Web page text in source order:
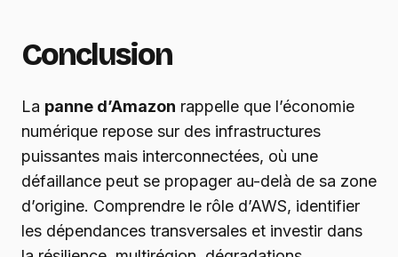
Conclusion
La panne d’Amazon rappelle que l’économie
numérique repose sur des infrastructures
puissantes mais interconnectées, où une
défaillance peut se propager au-delà de sa zone
d’origine. Comprendre le rôle d’AWS, identifier
les dépendances transversales et investir dans